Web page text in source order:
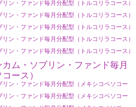
ン・ファンド毎月分配型（トルコリラコース）
ン・ファンド毎月分配型（トルコリラコース）
ン・ファンド毎月分配型（トルコリラコース）
ン・ファンド毎月分配型（トルコリラコース）
ン・ファンド毎月分配型（トルコリラコース）
ム・ソブリン・ファンド毎月
ース）
ン・ファンド毎月分配型（メキシコペソコー
ン・ファンド毎月分配型（メキシコペソコー